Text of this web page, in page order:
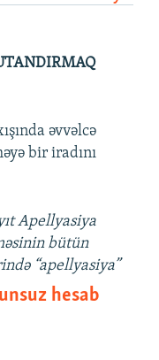
əvvəlcə
bir iradını
hesab
Apellyasiya
bütün
“apellyasiya”